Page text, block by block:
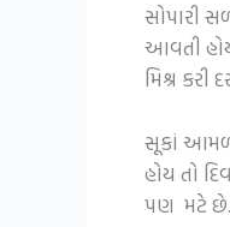
સોપારી
આવતી
મિશ્ર
સૂકાં
હોય તો
પણ મટે છે.